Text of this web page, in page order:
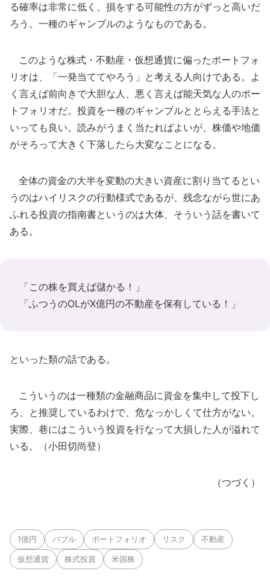
る確率は非常に低く、損をする可能性の方がずっと高いだ
ろう。一種のギャンブルのようなものである。
このような株式・不動産・仮想通貨に偏ったポートフォ
リオは、「一発当ててやろう」と考える人向けである。よ
く言えば前向きで大胆な人、悪く言えば能天気な人のポー
トフォリオだ。投資を一種のギャンブルととらえる手法と
いっても良い。読みがうまく当たればよいが、株価や地価
がそろって大きく下落したら大変なことになる。
全体の資金の大半を変動の大きい資産に割り当てるとい
うのはハイリスクの行動様式であるが、残念ながら世にあ
ふれる投資の指南書というのは大体、そういう話を書いて
ある。
「この株を買えば儲かる！」
「ふつうのOLがX億円の不動産を保有している！」
といった類の話である。
こういうのは一種類の金融商品に資金を集中して投下し
ろ、と推奨しているわけで、危なっかしくて仕方がない。
実際、巷にはこういう投資を行なって大損した人が溢れて
いる。（小田切尚登）
（つづく）
1億円 バブル ポートフォリオ リスク 不動産
仮想通貨 株式投資 米国株